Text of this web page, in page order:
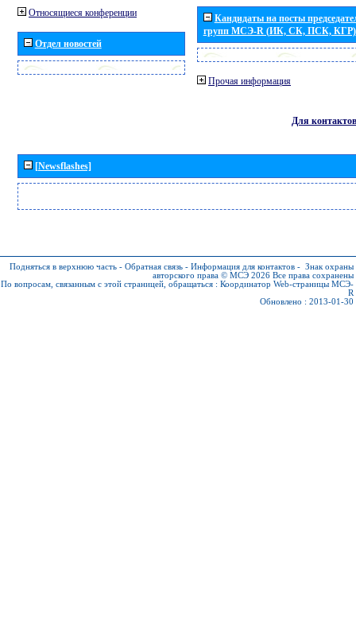
Относящиеся конференции
Отдел новостей
Кандидаты на посты
групп МСЭ-R (ИК, СК, ПСК, КГР)
Прочая информация
Для контактов
[Newsflashes]
Подняться в верхнюю часть - Обратная связь - Информация для контактов - Знак охраны
авторского права © МСЭ 2026 Все права сохранены
По вопросам, связанным с этой страницей, обращаться : Координатор Web-страницы МСЭ-
R
Обновлено : 2013-01-30